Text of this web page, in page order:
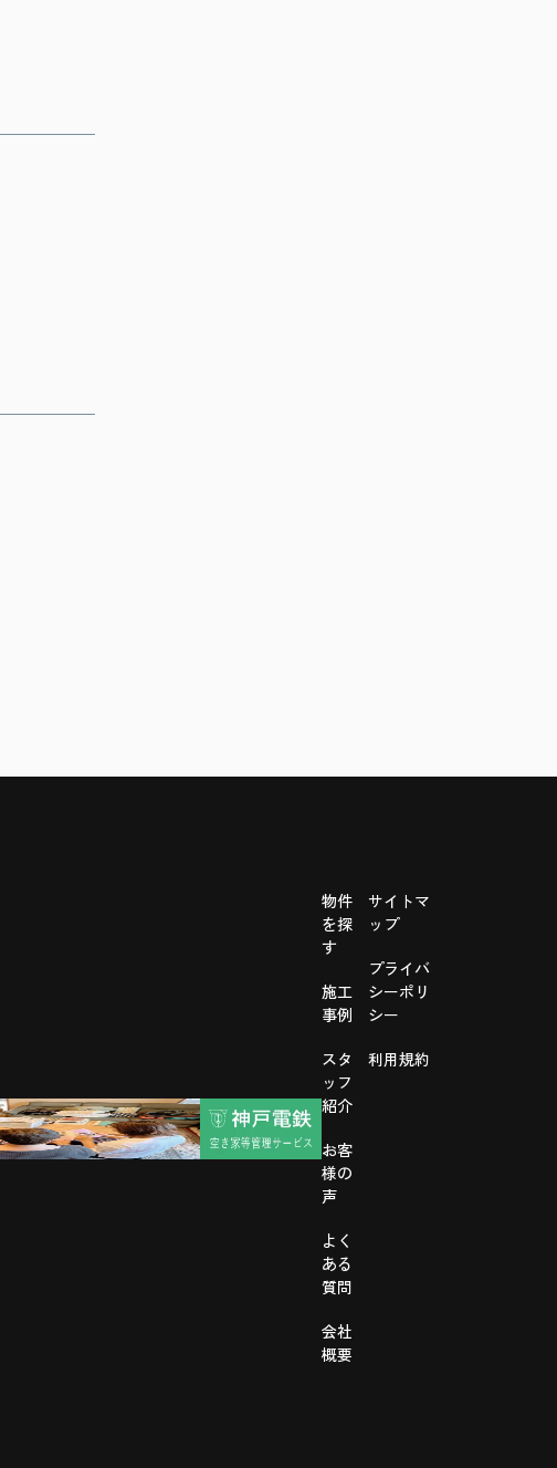
物件
を探
す
施工
事例
スタ
ッフ
紹介
お客
様の
声
よく
ある
質問
会社
概要
サイトマ
ップ
プライバ
シーポリ
シー
利用規約